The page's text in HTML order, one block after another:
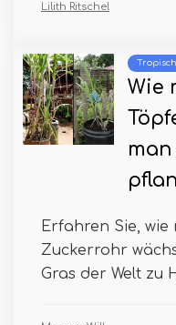
Lilith Ritschel
Wie
Erfahren Sie,
Zuckerrohr
Gras der Welt zu